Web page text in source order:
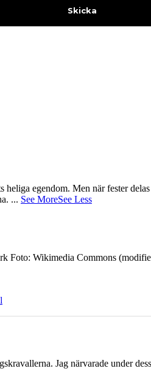
egendom. Men när fester
... See MoreSee Less
Wikimedia Commons
Jag närvarade under